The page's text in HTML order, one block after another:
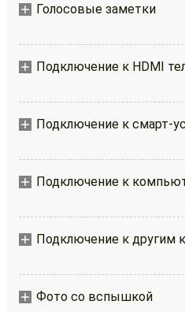
Голосовые заметки
Подключение к HDMI
Подключение к смарт-
Подключение к
Подключение к другим
Фото со вспышкой